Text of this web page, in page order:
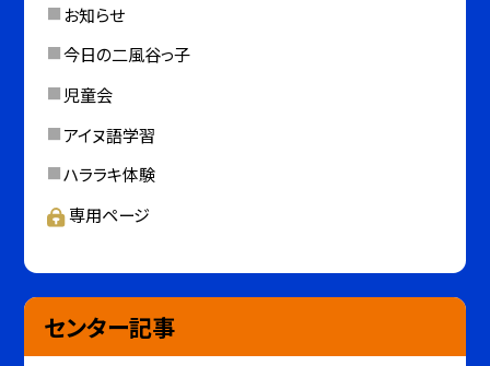
お知らせ
今日の二風谷っ子
児童会
アイヌ語学習
ハララキ体験
専用ページ
センター記事